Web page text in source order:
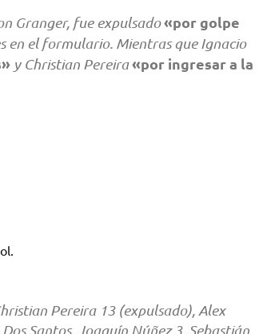
Granger, fue expulsado«por golpe
en el formulario. Mientras que Ignacio
y Christian Pereira«por ingresar a la
Pereira 13 (expulsado), Alex
Santos, Joaquín Núñez 3, Sebastián